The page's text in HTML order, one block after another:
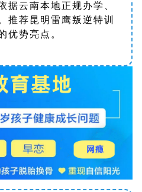
据云南本地正规办学、
推荐昆明雷鹰叛逆特训
优势亮点。